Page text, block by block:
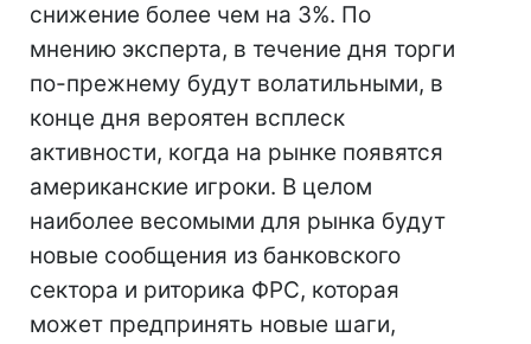
снижение более чем на 3%. По
мнению эксперта, в течение дня торги
по-прежнему будут волатильными, в
конце дня вероятен всплеск
активности, когда на рынке появятся
американские игроки. В целом
наиболее весомыми для рынка будут
новые сообщения из банковского
сектора и риторика ФРС, которая
может предпринять новые шаги,